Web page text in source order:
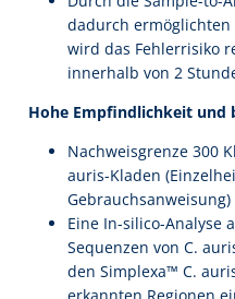
dadurch ermöglichten
wird das Fehlerrisiko
innerhalb von 2
Hohe Empfindlichkeit und
Nachweisgrenze 300
auris-Kladen
Gebrauchsanweisung)
Eine In-silico-Analyse
Sequenzen von C.
den Simplexa™ C.